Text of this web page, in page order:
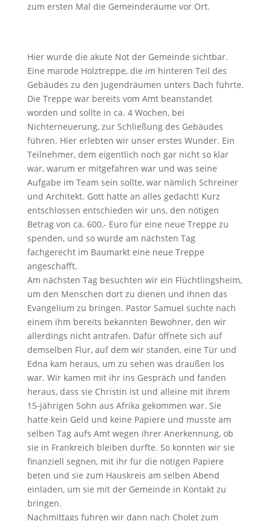
zum ersten Mal die Gemeinderäume vor Ort.
Hier wurde die akute Not der Gemeinde sichtbar.
Eine marode Holztreppe, die im hinteren Teil des
Gebäudes zu den Jugendräumen unters Dach führte.
Die Treppe war bereits vom Amt beanstandet
worden und sollte in ca. 4 Wochen, bei
Nichterneuerung, zur Schließung des Gebäudes
führen. Hier erlebten wir unser erstes Wunder. Ein
Teilnehmer, dem eigentlich noch gar nicht so klar
war, warum er mitgefahren war und was seine
Aufgabe im Team sein sollte, war nämlich Schreiner
und Architekt. Gott hatte an alles gedacht! Kurz
entschlossen entschieden wir uns, den nötigen
Betrag von ca. 600,- Euro für eine neue Treppe zu
spenden, und so wurde am nächsten Tag
fachgerecht im Baumarkt eine neue Treppe
angeschafft.
Am nächsten Tag besuchten wir ein Flüchtlingsheim,
um den Menschen dort zu dienen und ihnen das
Evangelium zu bringen. Pastor Samuel suchte nach
einem ihm bereits bekannten Bewohner, den wir
allerdings nicht antrafen. Dafür öffnete sich auf
demselben Flur, auf dem wir standen, eine Tür und
Edna kam heraus, um zu sehen was draußen los
war. Wir kamen mit ihr ins Gespräch und fanden
heraus, dass sie Christin ist und alleine mit ihrem
15-jährigen Sohn aus Afrika gekommen war. Sie
hatte kein Geld und keine Papiere und musste am
selben Tag aufs Amt wegen ihrer Anerkennung, ob
sie in Frankreich bleiben durfte. So konnten wir sie
finanziell segnen, mit ihr für die nötigen Papiere
beten und sie zum Hauskreis am selben Abend
einladen, um sie mit der Gemeinde in Kontakt zu
bringen.
Nachmittags fuhren wir dann nach Cholet zum